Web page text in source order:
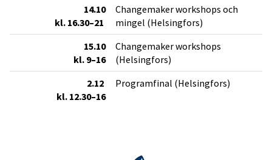
14.10
kl. 16.30–21
Changemaker workshops och
mingel (Helsingfors)
15.10
kl. 9–16
Changemaker workshops
(Helsingfors)
2.12
kl. 12.30–16
Programfinal (Helsingfors)